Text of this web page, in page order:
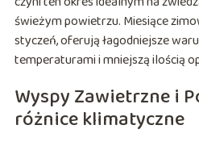
świeżym powietrzu. Miesiące
styczeń, oferują łagodniejsze
temperaturami i mniejszą ilością
Wyspy Zawietrzne i
różnice klimatyczne